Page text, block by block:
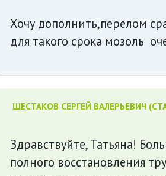
Хочу дополнить,перелом
для такого срока мозоль
ШЕСТАКОВ СЕРГЕЙ ВАЛЕРЬЕВИЧ
Здравствуйте, Татьяна!
полного восстановления